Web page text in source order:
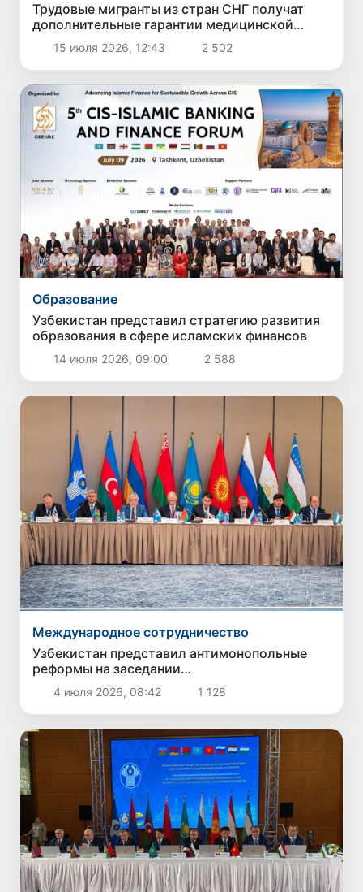
Трудовые мигранты из стран СНГ получат
дополнительные гарантии медицинской
защиты
15 июля 2026, 12:43 2 502
Образование
Узбекистан представил стратегию развития
образования в сфере исламских финансов
14 июля 2026, 09:00 2 588
Международное сотрудничество
Узбекистан представил антимонопольные
реформы на заседании
Межгосударственного совета СНГ
4 июля 2026, 08:42 1 128